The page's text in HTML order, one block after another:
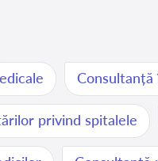
privind spitalele